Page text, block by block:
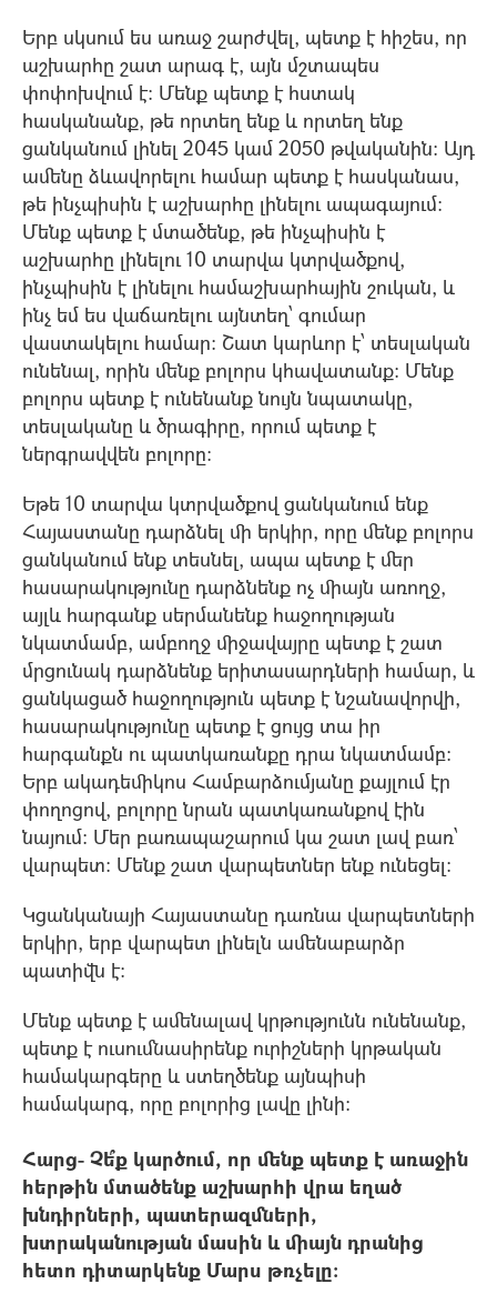
Երբ սկսում ես առաջ շարժվել, պետք է հիշես, որ
աշխարհը շատ արագ է, այն մշտապես
փոփոխվում է: Մենք պետք է հստակ
հասկանանք, թե որտեղ ենք և որտեղ ենք
ցանկանում լինել 2045 կամ 2050 թվականին: Այդ
ամենը ձևավորելու համար պետք է հասկանաս,
թե ինչպիսին է աշխարհը լինելու ապագայում:
Մենք պետք է մտածենք, թե ինչպիսին է
աշխարհը լինելու 10 տարվա կտրվածքով,
ինչպիսին է լինելու համաշխարհային շուկան, և
ինչ եմ ես վաճառելու այնտեղ՝ գումար
վաստակելու համար: Շատ կարևոր է՝ տեսլական
ունենալ, որին մենք բոլորս կհավատանք: Մենք
բոլորս պետք է ունենանք նույն նպատակը,
տեսլականը և ծրագիրը, որում պետք է
ներգրավվեն բոլորը:
Եթե 10 տարվա կտրվածքով ցանկանում ենք
Հայաստանը դարձնել մի երկիր, որը մենք բոլորս
ցանկանում ենք տեսնել, ապա պետք է մեր
հասարակությունը դարձնենք ոչ միայն առողջ,
այլև հարգանք սերմանենք հաջողության
նկատմամբ, ամբողջ միջավայրը պետք է շատ
մրցունակ դարձնենք երիտասարդների համար, և
ցանկացած հաջողություն պետք է նշանավորվի,
հասարակությունը պետք է ցույց տա իր
հարգանքն ու պատկառանքը դրա նկատմամբ:
Երբ ակադեմիկոս Համբարձումյանը քայլում էր
փողոցով, բոլորը նրան պատկառանքով էին
նայում: Մեր բառապաշարում կա շատ լավ բառ՝
վարպետ: Մենք շատ վարպետներ ենք ունեցել:
Կցանկանայի Հայաստանը դառնա վարպետների
երկիր, երբ վարպետ լինելն ամենաբարձր
պատիվն է:
Մենք պետք է ամենալավ կրթությունն ունենանք,
պետք է ուսումնասիրենք ուրիշների կրթական
համակարգերը և ստեղծենք այնպիսի
համակարգ, որը բոլորից լավը լինի:
Հարց- Չե՞ք կարծում, որ մենք պետք է առաջին
հերթին մտածենք աշխարհի վրա եղած
խնդիրների, պատերազմների,
խտրականության մասին և միայն դրանից
հետո դիտարկենք Մարս թռչելը: